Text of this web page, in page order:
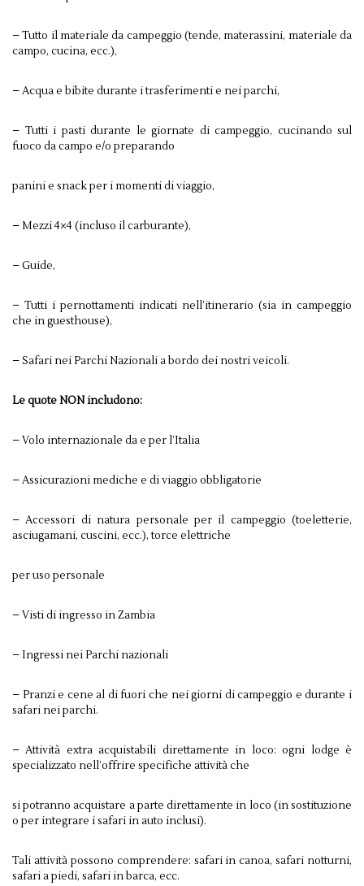
– Tutto il materiale da campeggio (tende, materassini, materiale da
campo, cucina, ecc.),
– Acqua e bibite durante i trasferimenti e nei parchi,
– Tutti i pasti durante le giornate di campeggio, cucinando sul
fuoco da campo e/o preparando
panini e snack per i momenti di viaggio,
– Mezzi 4×4 (incluso il carburante),
– Guide,
– Tutti i pernottamenti indicati nell’itinerario (sia in campeggio
che in guesthouse),
– Safari nei Parchi Nazionali a bordo dei nostri veicoli.
Le quote NON includono:
– Volo internazionale da e per l’Italia
– Assicurazioni mediche e di viaggio obbligatorie
– Accessori di natura personale per il campeggio (toeletterie,
asciugamani, cuscini, ecc.), torce elettriche
per uso personale
– Visti di ingresso in Zambia
– Ingressi nei Parchi nazionali
– Pranzi e cene al di fuori che nei giorni di campeggio e durante i
safari nei parchi.
– Attività extra acquistabili direttamente in loco: ogni lodge è
specializzato nell’offrire specifiche attività che
si potranno acquistare a parte direttamente in loco (in sostituzione
o per integrare i safari in auto inclusi).
Tali attività possono comprendere: safari in canoa, safari notturni,
safari a piedi, safari in barca, ecc.